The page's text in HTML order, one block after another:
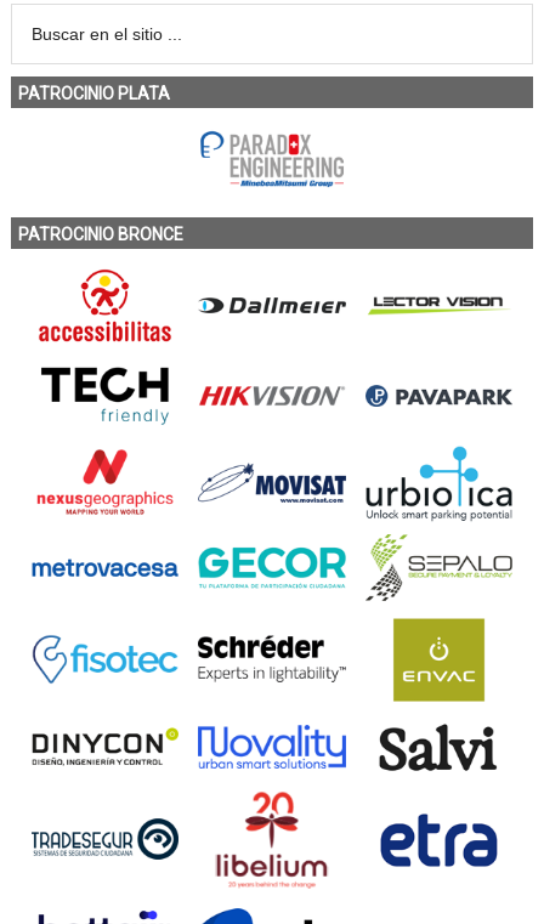
PATROCINIO PLATA
PATROCINIO BRONCE